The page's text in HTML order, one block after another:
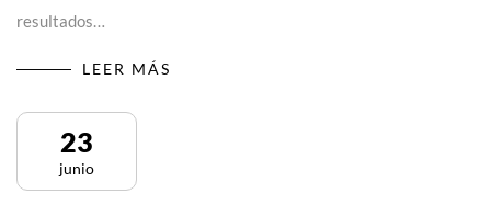
resultados…
LEER MÁS
23
junio